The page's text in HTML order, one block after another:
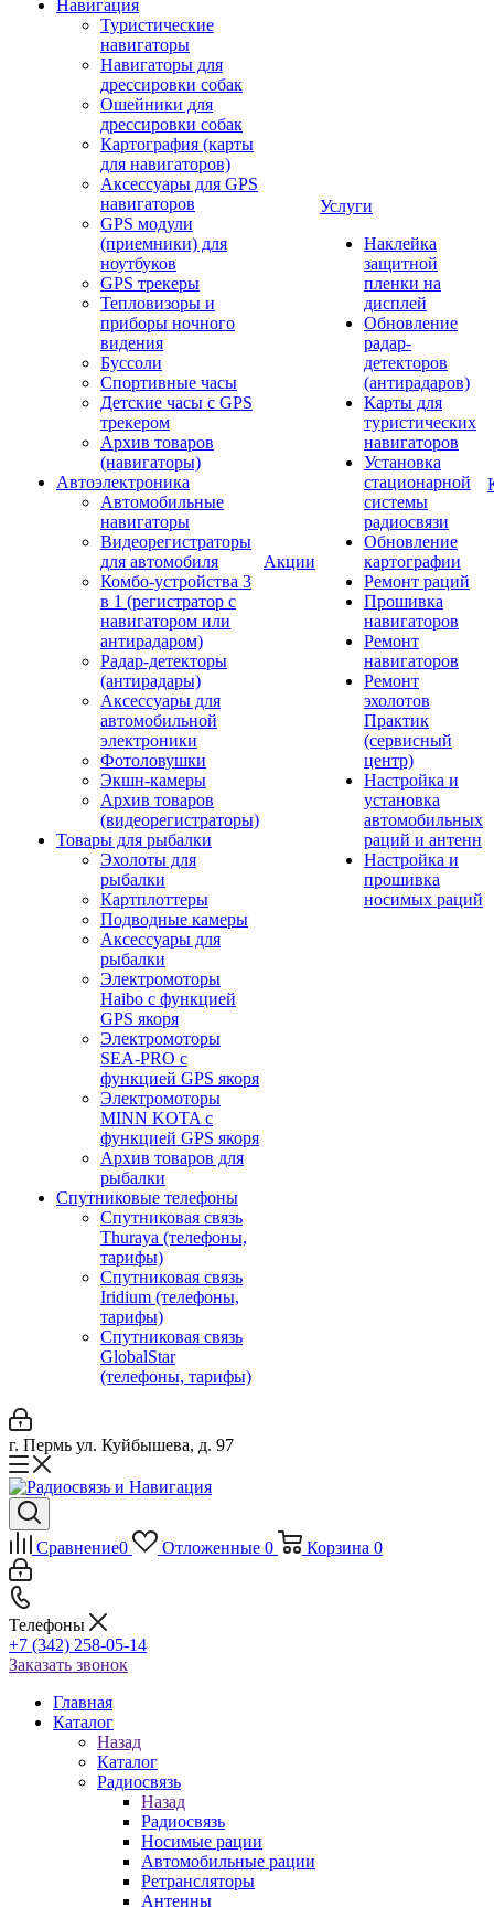
Навигация
Туристические
навигаторы
Навигаторы для
дрессировки собак
Ошейники для
дрессировки собак
Картография (карты
для навигаторов)
Аксессуары для GPS
навигаторов
GPS модули
(приемники) для
ноутбуков
GPS трекеры
Тепловизоры и
приборы ночного
видения
Буссоли
Спортивные часы
Детские часы с GPS
трекером
Архив товаров
(навигаторы)
Автоэлектроника
Автомобильные
навигаторы
Видеорегистраторы
для автомобиля
Комбо-устройства 3
в 1 (регистратор с
навигатором или
антирадаром)
Радар-детекторы
(антирадары)
Аксессуары для
автомобильной
электроники
Фотоловушки
Экшн-камеры
Архив товаров
(видеорегистраторы)
Товары для рыбалки
Эхолоты для
рыбалки
Картплоттеры
Подводные камеры
Аксессуары для
рыбалки
Электромоторы
Haibo с функцией
GPS якоря
Электромоторы
SEA-PRO с
функцией GPS якоря
Электромоторы
MINN KOTA с
функцией GPS якоря
Архив товаров для
рыбалки
Спутниковые телефоны
Спутниковая связь
Thuraya (телефоны,
тарифы)
Спутниковая связь
Iridium (телефоны,
тарифы)
Спутниковая связь
GlobalStar
(телефоны, тарифы)
Акции
Услуги
Наклейка
защитной
пленки на
дисплей
Обновление
радар-
детекторов
(антирадаров)
Карты для
туристических
навигаторов
Установка
стационарной
системы
радиосвязи
Обновление
картографии
Ремонт раций
Прошивка
навигаторов
Ремонт
навигаторов
Ремонт
эхолотов
Практик
(сервисный
центр)
Настройка и
установка
автомобильных
раций и антенн
Настройка и
прошивка
носимых раций
г. Пермь ул. Куйбышева, д. 97
Сравнение0 Отложенные 0 Корзина 0
Телефоны
+7 (342) 258-05-14
Заказать звонок
Главная
Каталог
Назад
Каталог
Радиосвязь
Назад
Радиосвязь
Носимые рации
Автомобильные рации
Ретрансляторы
Антенны